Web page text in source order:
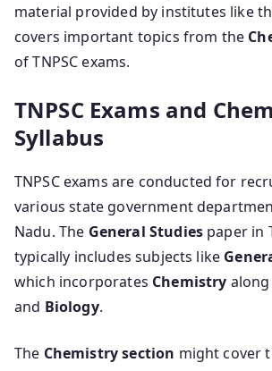
material provided by institutes like
covers important topics from the
of TNPSC exams.
TNPSC Exams and
Syllabus
TNPSC exams are conducted for
various state government
Nadu. The General Studies paper in
typically includes subjects like
which incorporates Chemistry
and Biology.
The Chemistry section might cover